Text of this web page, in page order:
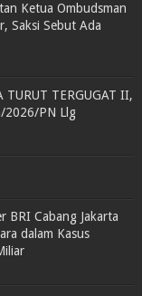
Ketua Ombudsman
Saksi Sebut Ada
TURUT TERGUGAT II,
2026/PN Llg
BRI Cabang Jakarta
dalam Kasus